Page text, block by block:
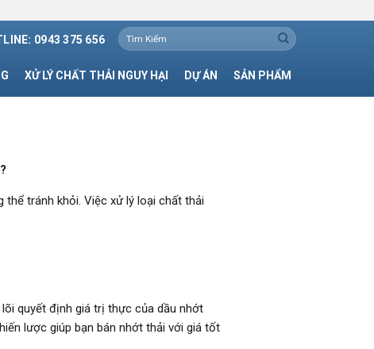
0943 375 656
Tìm
kiếm:
XỬ LÝ CHẤT THẢI NGUY HẠI DỰ ÁN SẢN PHẨM
thể tránh khỏi. Việc xử lý loại chất thải
quyết định giá trị thực của dầu nhớt
lược giúp bạn bán nhớt thải với giá tốt